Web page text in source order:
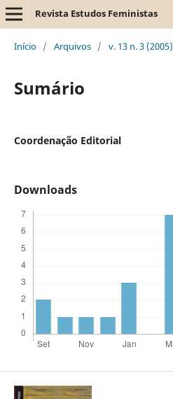
Revista Estudos Feministas
Início / Arquivos / v. 13 n. 3 (2005)
Sumário
Coordenação Editorial
Downloads